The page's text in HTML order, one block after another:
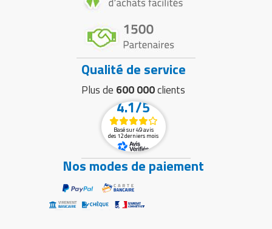
Qualité de service
Plus de 600 000clients
4.1/5
Basé sur 49 avis
des 12 derniers mois
Nos modes de paiement